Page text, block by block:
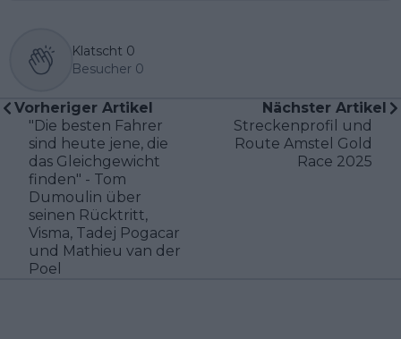
Klatscht 0
Besucher 0
Vorheriger Artikel
"Die besten Fahrer
sind heute jene, die
das Gleichgewicht
finden" - Tom
Dumoulin über
seinen Rücktritt,
Visma, Tadej Pogacar
und Mathieu van der
Poel
Nächster Artikel
Streckenprofil und
Route Amstel Gold
Race 2025